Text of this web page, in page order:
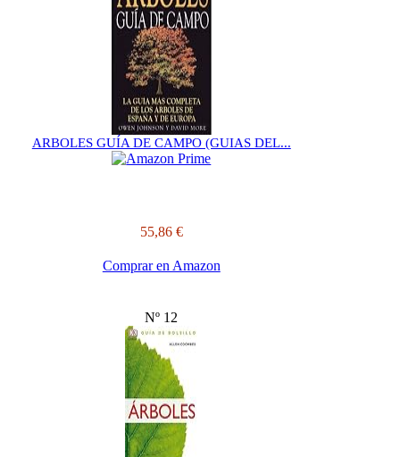
ARBOLES GUÍA DE CAMPO (GUIAS DEL...
55,86 €
Comprar en Amazon
Nº 12